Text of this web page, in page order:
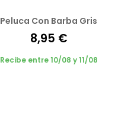
Peluca Con Barba Gris
8,95 €
Recibe entre 10/08 y 11/08